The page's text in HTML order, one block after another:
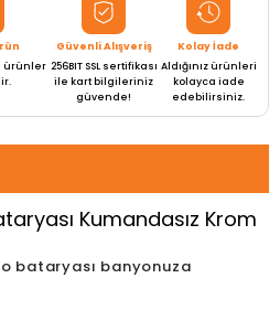
ürünler
Güvenli Alışveriş
256BIT SSL sertifikası
ile kart bilgileriniz
güvende!
Kolay İade
Aldığınız ürünleri
kolayca iade
edebilirsiniz.
Kumandasız Krom
bataryası banyonuza